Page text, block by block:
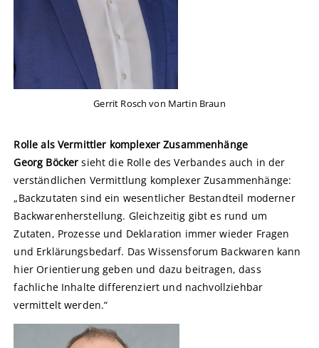
Gerrit Rosch von Martin Braun
Rolle als Vermittler komplexer Zusammenhänge
Georg Böcker sieht die Rolle des Verbandes auch in der
verständlichen Vermittlung komplexer Zusammenhänge:
„Backzutaten sind ein wesentlicher Bestandteil moderner
Backwarenherstellung. Gleichzeitig gibt es rund um
Zutaten, Prozesse und Deklaration immer wieder Fragen
und Erklärungsbedarf. Das Wissensforum Backwaren kann
hier Orientierung geben und dazu beitragen, dass
fachliche Inhalte differenziert und nachvollziehbar
vermittelt werden.“